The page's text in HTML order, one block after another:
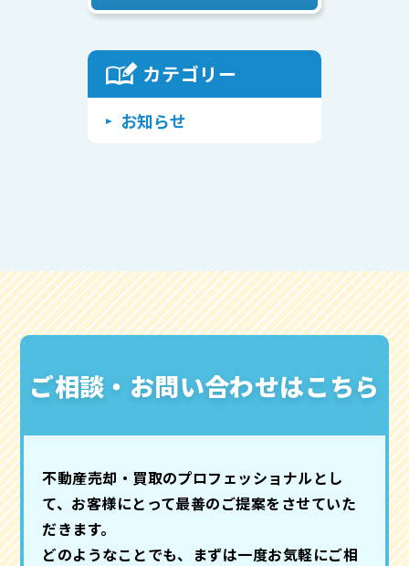
カテゴリー
Warning: Undefined array key "use_desc_for_title" in
/home/attlabo2022/achieve-home.com/public_html/wp/wp-includes/class-walker-category.phpon line116
お知らせ
ご相談・お問い合わせはこちら
不動産売却・買取のプロフェッショナルとし
て、お客様にとって最善のご提案をさせていた
だきます。
どのようなことでも、まずは一度お気軽にご相